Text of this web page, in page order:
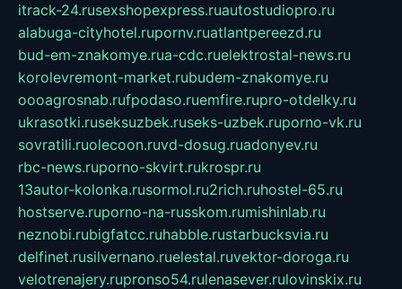
itrack-24.rusexshopexpress.ruautostudiopro.ru
alabuga-cityhotel.rupornv.ruatlantpereezd.ru
bud-em-znakomye.rua-cdc.ruelektrostal-news.ru
korolevremont-market.rubudem-znakomye.ru
oooagrosnab.rufpodaso.ruemfire.rupro-otdelky.ru
ukrasotki.ruseksuzbek.ruseks-uzbek.ruporno-vk.ru
sovratili.ruolecoon.ruvd-dosug.ruadonyev.ru
rbc-news.ruporno-skvirt.rukrospr.ru
13autor-kolonka.rusormol.ru2rich.ruhostel-65.ru
hostserve.ruporno-na-russkom.rumishinlab.ru
neznobi.rubigfatcc.ruhabble.rustarbucksvia.ru
delfinet.rusilvernano.ruelestal.ruvektor-doroga.ru
velotrenajery.rupronso54.rulenasever.rulovinskix.ru